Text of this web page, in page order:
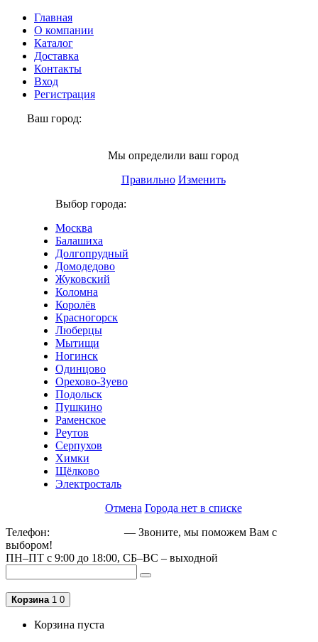
Главная
О компании
Каталог
Доставка
Контакты
Вход
Регистрация
Ваш город:
Мы определили ваш город
Правильно Изменить
Выбор города:
Москва
Балашиха
Долгопрудный
Домодедово
Жуковский
Коломна
Королёв
Красногорск
Люберцы
Мытищи
Ногинск
Одинцово
Орехово-Зуево
Подольск
Пушкино
Раменское
Реутов
Серпухов
Химки
Щёлково
Электросталь
Отмена Города нет в списке
Телефон:
— Звоните, мы поможем Вам с
выбором!
ПН–ПТ с 9:00 до 18:00, СБ–ВС – выходной
Корзина 1 0
Корзина пуста